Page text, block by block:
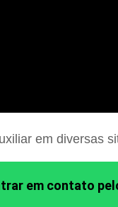
em diversas
em contato